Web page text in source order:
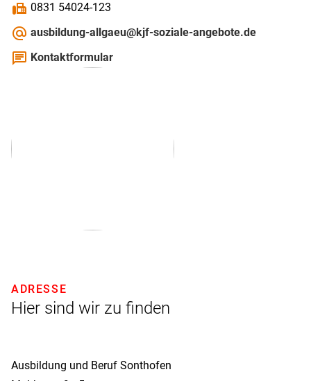
fax 0831 54024-123
alternate_email ausbildung-allgaeu@kjf-soziale-angebote.de
chat Kontaktformular
Hier sind wir zu finden
ADRESSE
Ausbildung und Beruf Sonthofen